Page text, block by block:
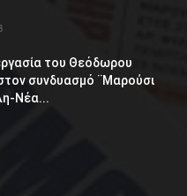
του Θεόδωρου
συνδυασμό ¨Μαρούσι
Νέα...